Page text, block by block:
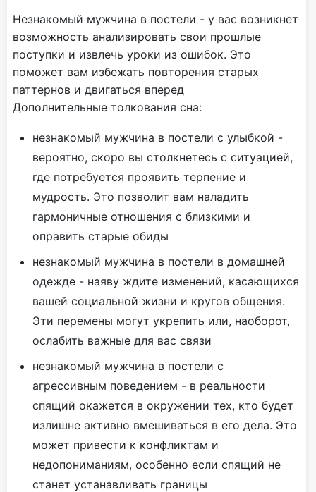
Незнакомый мужчина в постели - у вас возникнет
возможность анализировать свои прошлые
поступки и извлечь уроки из ошибок. Это
поможет вам избежать повторения старых
паттернов и двигаться вперед
Дополнительные толкования сна:
незнакомый мужчина в постели с улыбкой -
вероятно, скоро вы столкнетесь с ситуацией,
где потребуется проявить терпение и
мудрость. Это позволит вам наладить
гармоничные отношения с близкими и
оправить старые обиды
незнакомый мужчина в постели в домашней
одежде - наяву ждите изменений, касающихся
вашей социальной жизни и кругов общения.
Эти перемены могут укрепить или, наоборот,
ослабить важные для вас связи
незнакомый мужчина в постели с
агрессивным поведением - в реальности
спящий окажется в окружении тех, кто будет
излишне активно вмешиваться в его дела. Это
может привести к конфликтам и
недопониманиям, особенно если спящий не
станет устанавливать границы